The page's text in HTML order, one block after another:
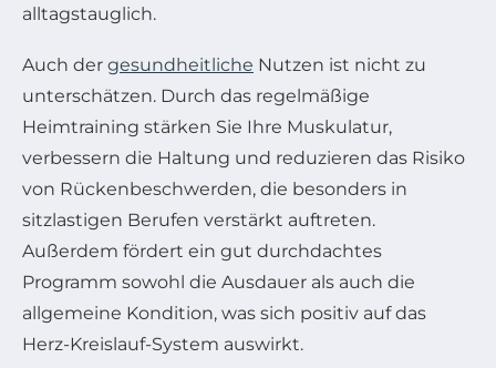
alltagstauglich.
Auch der gesundheitliche Nutzen ist nicht zu
unterschätzen. Durch das regelmäßige
Heimtraining stärken Sie Ihre Muskulatur,
verbessern die Haltung und reduzieren das Risiko
von Rückenbeschwerden, die besonders in
sitzlastigen Berufen verstärkt auftreten.
Außerdem fördert ein gut durchdachtes
Programm sowohl die Ausdauer als auch die
allgemeine Kondition, was sich positiv auf das
Herz-Kreislauf-System auswirkt.